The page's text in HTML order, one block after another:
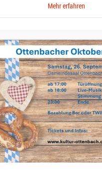
Mehr erfahren